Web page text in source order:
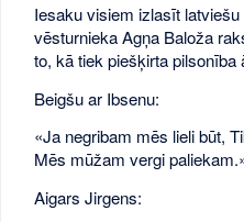
Iesaku visiem izlasīt
vēsturnieka Agņa Baloža
to, kā tiek piešķirta pilsonība
Beigšu ar Ibsenu:
«Ja negribam mēs lieli būt,
Mēs mūžam vergi
Aigars Jirgens: